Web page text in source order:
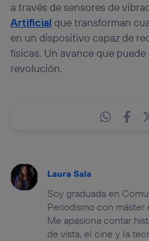
a través de sensores de
Artificialque transforman
en un dispositivo capaz de
físicas. Un avance que
revolución.
Laura Sala
Soy graduada en
Periodismo con máster
Me apasiona contar
de vista, el cine y la